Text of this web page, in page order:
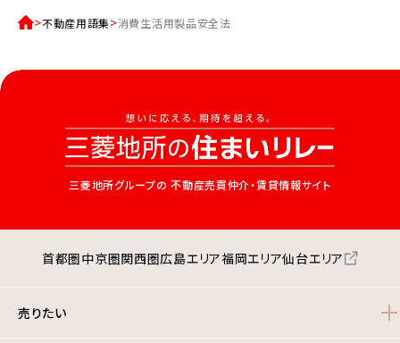
不動産用語集 消費生活用製品安全法
三菱地所グループの 不動産売買仲介・賃貸情報サイト
首都圏中京圏関西圏広島エリア福岡エリア仙台エリア
売りたい